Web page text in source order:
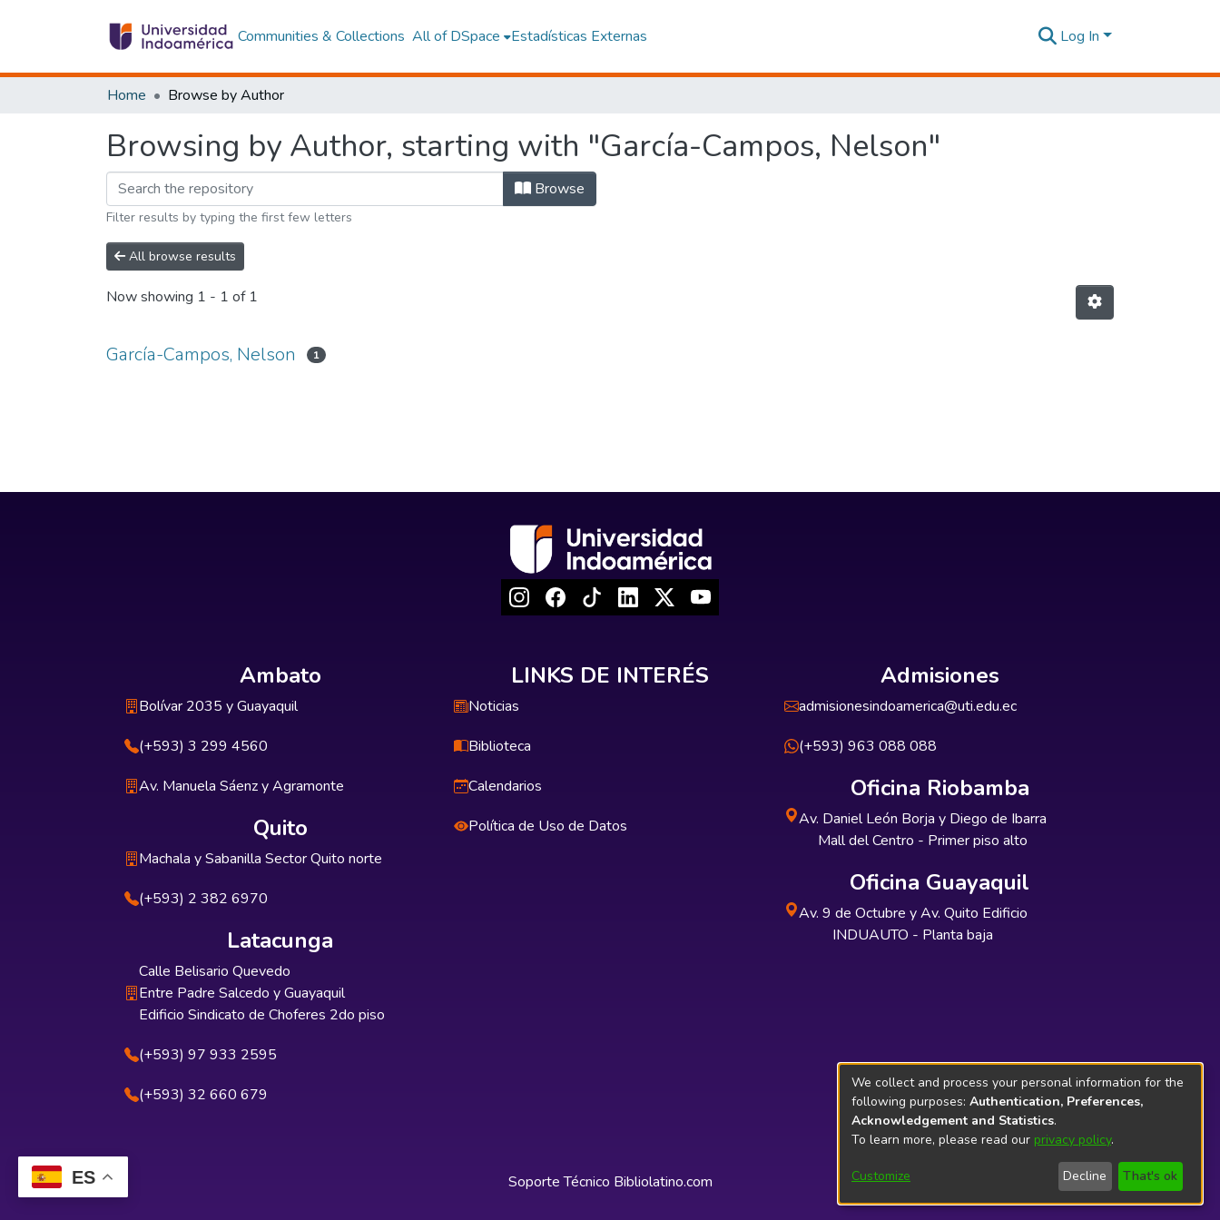
ES
Communities & Collections All of DSpace Estadísticas Externas Log In
Home Browse by Author
Browsing by Author, starting with "García-Campos, Nelson"
Browse
Filter results by typing the first few letters
All browse results
Now showing 1 - 1 of 1
García-Campos, Nelson 1
Ambato
Bolívar 2035 y Guayaquil
(+593) 3 299 4560
Av. Manuela Sáenz y Agramonte
Quito
Machala y Sabanilla Sector Quito norte
(+593) 2 382 6970
Latacunga
Calle Belisario Quevedo
Entre Padre Salcedo y Guayaquil
Edificio Sindicato de Choferes 2do piso
(+593) 97 933 2595
(+593) 32 660 679
LINKS DE INTERÉS
Noticias
Biblioteca
Calendarios
Política de Uso de Datos
Admisiones
admisionesindoamerica@uti.edu.ec
(+593) 963 088 088
Oficina Riobamba
Av. Daniel León Borja y Diego de Ibarra
Mall del Centro - Primer piso alto
Oficina Guayaquil
Av. 9 de Octubre y Av. Quito Edificio
INDUAUTO - Planta baja
Soporte Técnico Bibliolatino.com
We collect and process your personal information for the
following purposes: Authentication, Preferences,
Acknowledgement and Statistics.
To learn more, please read our privacy policy.
Customize Decline That's ok